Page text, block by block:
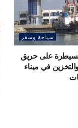
سياحة وسفر
على حريق
في ميناء